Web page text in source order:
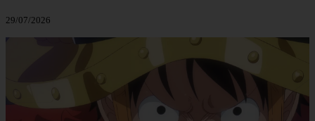
29/07/2026